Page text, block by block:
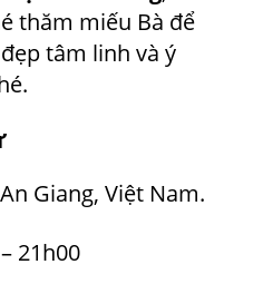
thăm miếu Bà để
tâm linh và ý
Giang, Việt Nam.
21h00